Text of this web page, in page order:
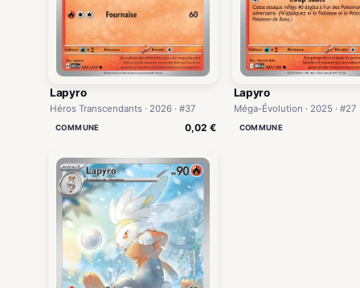
Lapyro
Héros Transcendants · 2026 · #37
COMMUNE 0,02 €
Lapyro
Méga-Évolution · 2025 · #27
COMMUNE